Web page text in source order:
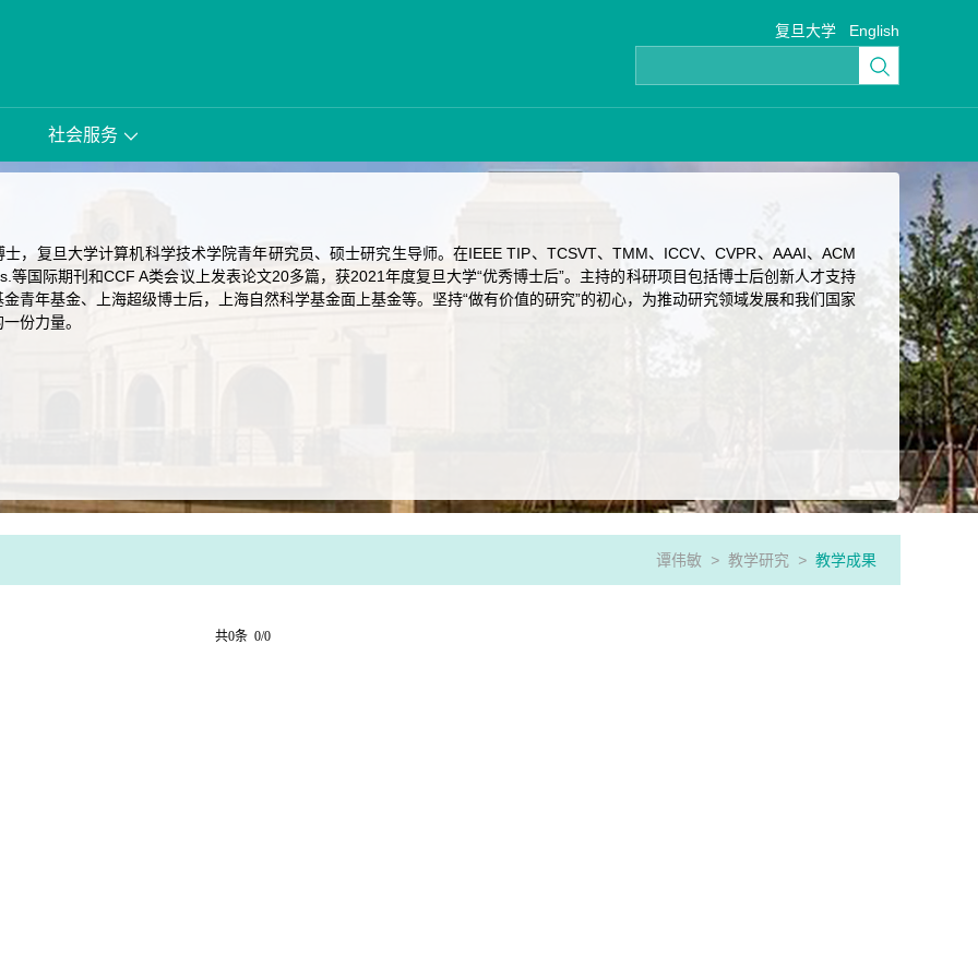
复旦大学 English
社会服务
，复旦大学计算机科学技术学院青年研究员、硕士研究生导师。在IEEE TIP、TCSVT、TMM、ICCV、CVPR、AAAI、ACM
等国际期刊和CCF A类会议上发表论文20多篇，获2021年度复旦大学“优秀博士后”。主持的科研项目包括博士后创新人才支持
青年基金、上海超级博士后，上海自然科学基金面上基金等。坚持“做有价值的研究”的初心，为推动研究领域发展和我们国家
份力量。
谭伟敏 > 教学研究 > 教学成果
共0条 0/0